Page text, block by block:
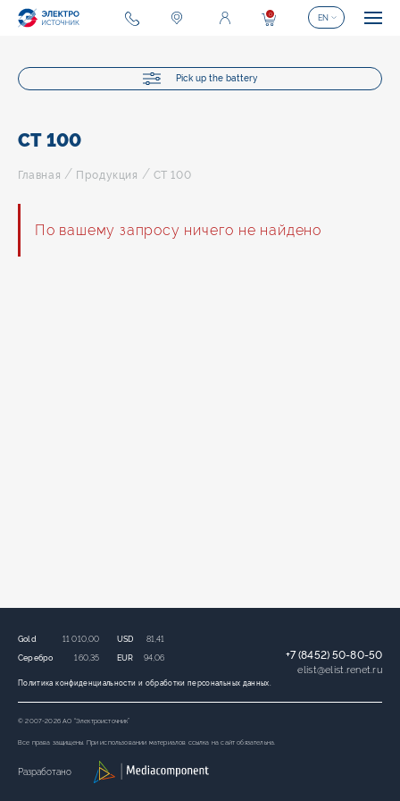
Pick up the battery
СТ 100
Главная / Продукция / СТ 100
По вашему запросу ничего не найдено
Политика конфиденциальности и обработки персональных данных.
Gold 11 010,00
Серебро 160,35
USD 81,41
EUR 94,06 +7 (8452) 50-80-50
elist@elist.renet.ru
© 2007-2026 АО “Электроисточник”
Все права защищены. При использовании материалов ссылка на сайт обязательна.
Разработано
0 EN